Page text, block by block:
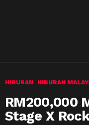
HIBURAN HIBURAN
RM200,000
Stage X